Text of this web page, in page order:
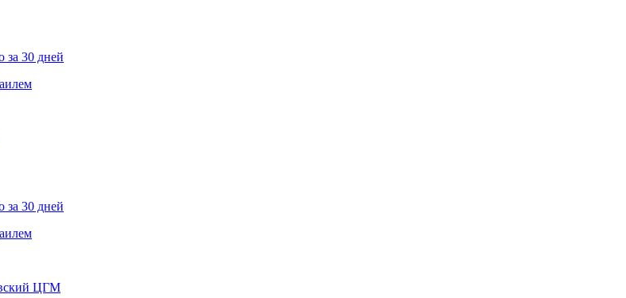
за 30 дней
за 30 дней
ЦГМ